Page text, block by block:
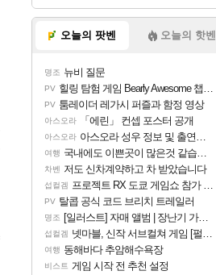
오늘의 팟벤 오늘의 핫벤
명조 뉴비 질문
PV 힐링 탐험 게임 Bearly Awesome 챕터 1 트레일러
PV 툼레이더 레가시 퍼즐과 함정 영상
아스오라 「에린」 컨셉 포스터 공개
아스오라 아스오라 성우 정보 및 출연작 모음
여행 국내에도 이쁜곳이 많은것 같습니다
차벤 저도 신차계약하고 차 받았습니다
섭컬겜 프로젝트 RX 도쿄 게임쇼 참가 결정
PV 탈콥 공식 코드 브리치 트레일러
명조 [일러스트] 자매 앨범 | 장난기 가득한 오후의 공원 (리메이크판)
섭컬겜 넷마블, 신작 서브컬쳐 게임 [펄 인 블루] 티저 사이트 오픈
여행 동해바다 추암해수욕장
비스트 게임 시작 전 추천 설정